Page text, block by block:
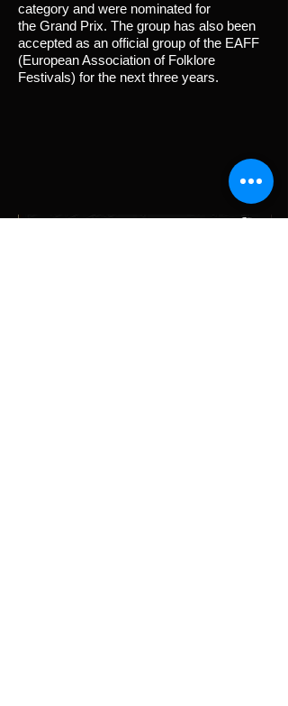
category and were nominated for
the Grand Prix. The group has also been
accepted as an official group of the EAFF
(European Association of Folklore
Festivals) for the next three years.